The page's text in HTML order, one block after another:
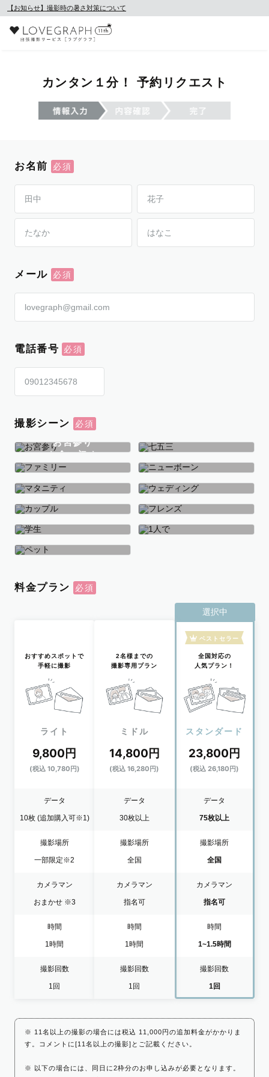
【お知らせ】撮影時の暑さ対策について
カンタン１分！ 予約リクエスト
お名前
メール
電話番号
撮影シーン
お宮参り
お食い初め
七五三
ファミリー ニューボーン
マタニティ ウェディング
カップル フレンズ
学生
料金プラン
おすすめスポットで
手軽に撮影
ライト
9,800円
(税込 10,780円)
データ
10枚 (追加購入可※1)
撮影場所
一部限定※2
カメラマン
おまかせ ※3
時間
1時間
撮影回数
1回
2名様までの
撮影専用プラン
ミドル
14,800円
(税込 16,280円)
データ
30枚以上
撮影場所
全国
カメラマン
指名可
時間
1時間
撮影回数
1回
選択中
ベストセラー
全国対応の
人気プラン！
スタンダード
23,800円
(税込 26,180円)
データ
75枚以上
撮影場所
全国
カメラマン
指名可
時間
1~1.5時間
撮影回数
1回
※ 11名以上の撮影の場合には税込 11,000円の追加料金がかかりま
す。コメントに[11名以上の撮影]とご記載ください。
※ 以下の場合には、同日に2枠分のお申し込みが必要となります。